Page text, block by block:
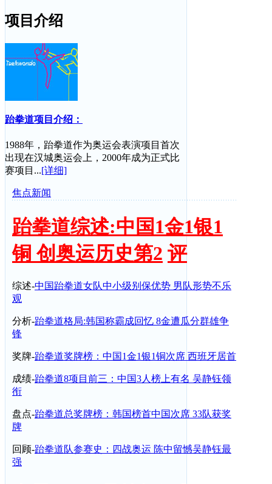
项目介绍
跆拳道项目介绍：
1988年，跆拳道作为奥运会表演项目首次
出现在汉城奥运会上，2000年成为正式比
赛项目...[详细]
焦点新闻
跆拳道综述:中国1金1银1
铜 创奥运历史第2 评
综述-中国跆拳道女队中小级别保优势 男队形势不乐
观
分析-跆拳道格局:韩国称霸成回忆 8金遭瓜分群雄争
锋
奖牌-跆拳道奖牌榜：中国1金1银1铜次席 西班牙居首
成绩-跆拳道8项目前三：中国3人榜上有名 吴静钰领
衔
盘点-跆拳道总奖牌榜：韩国榜首中国次席 33队获奖
牌
回顾-跆拳道队参赛史：四战奥运 陈中留憾吴静钰最
强